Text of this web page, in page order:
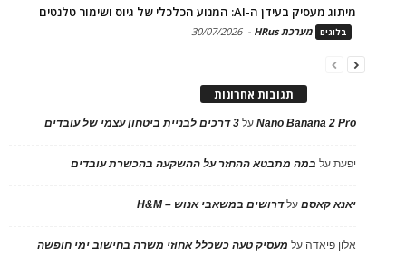
מיתוג מעסיק בעידן ה-AI: המנוע הכלכלי של גיוס ושימור טלנטים
בלוגים מערכת HRus -
30/07/2026
תגובות אחרונות
Nano Banana 2 Proעל 3 דרכים לבניית ביטחון עצמי של עובדים
יפעתעל במה מתבטא ההחזר על ההשקעה בהכשרת עובדים
יאנא קאסםעלדרושים במשאבי אנוש – H&M
אלון פיאדה על מעסיק טעה כשכלל אחוזי משרה בחישוב ימי חופשה